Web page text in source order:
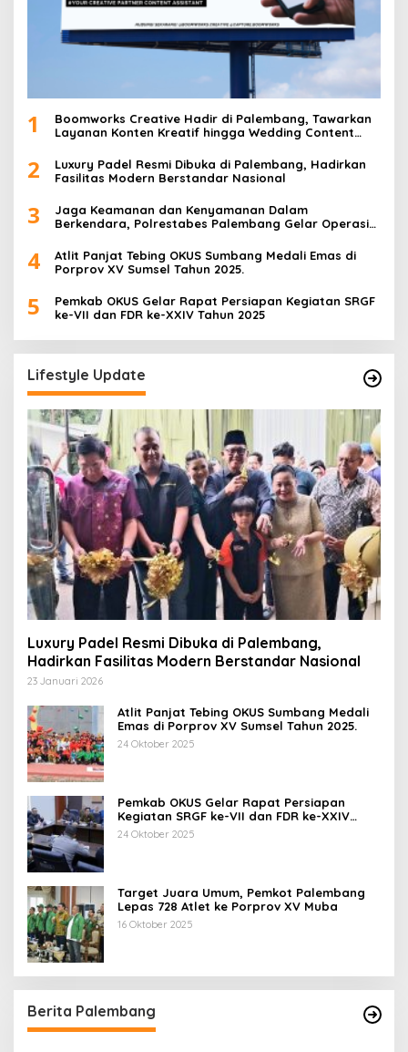
1
Boomworks Creative Hadir di Palembang, Tawarkan
Layanan Konten Kreatif hingga Wedding Content
2
Luxury Padel Resmi Dibuka di Palembang, Hadirkan
Fasilitas Modern Berstandar Nasional
3
Jaga Keamanan dan Kenyamanan Dalam
Berkendara, Polrestabes Palembang Gelar Operasi
4
Atlit Panjat Tebing OKUS Sumbang Medali Emas di
Porprov XV Sumsel Tahun 2025.
5
Pemkab OKUS Gelar Rapat Persiapan Kegiatan SRGF
ke-VII dan FDR ke-XXIV Tahun 2025
Lifestyle Update
Luxury Padel Resmi Dibuka di Palembang,
Hadirkan Fasilitas Modern Berstandar Nasional
23 Januari 2026
Atlit Panjat Tebing OKUS Sumbang Medali
Emas di Porprov XV Sumsel Tahun 2025.
24 Oktober 2025
Pemkab OKUS Gelar Rapat Persiapan
Kegiatan SRGF ke-VII dan FDR ke-XXIV
Tahun 2025
24 Oktober 2025
Target Juara Umum, Pemkot Palembang
Lepas 728 Atlet ke Porprov XV Muba
16 Oktober 2025
Berita Palembang